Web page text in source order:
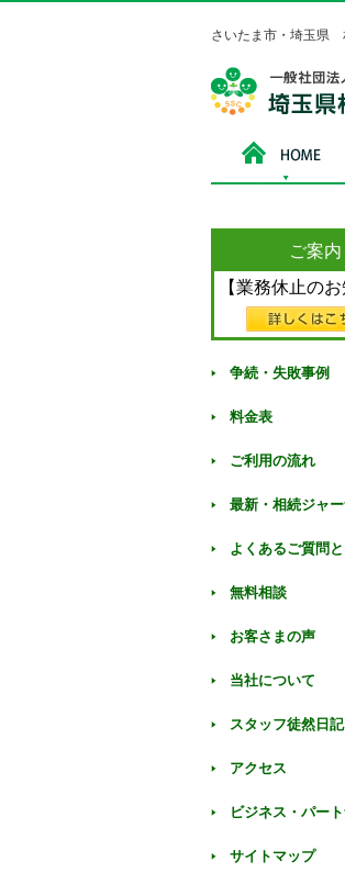
さいたま市・埼玉県
ご案内
【業務休止のお
争続・失敗事例
料金表
ご利用の流れ
最新・相続ジャ
よくあるご質問
無料相談
お客さまの声
当社について
スタッフ徒然日記
アクセス
ビジネス・パー
サイトマップ